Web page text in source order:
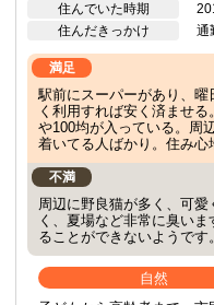
住んでいた時期
住んだきっかけ
通
満足
駅前にスーパーがあり、
く利用すれば安く済ませ
や100均が入っている。周
着いてる人ばかり。住み心
不満
周辺に野良猫が多く、可
く、夏場など非常に臭い
ることができないようです。
自然